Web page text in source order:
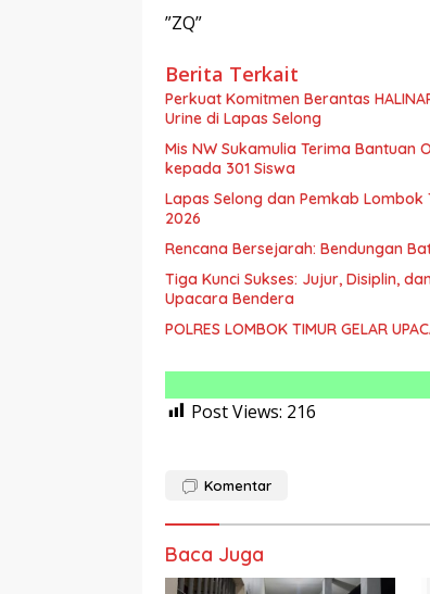
”ZQ”
Berita Terkait
Perkuat Komitmen Berantas
Urine di Lapas Selong
Mis NW Sukamulia Terima Bantuan
kepada 301 Siswa
Lapas Selong dan Pemkab Lombok
2026
Rencana Bersejarah: Bendungan
Tiga Kunci Sukses: Jujur, Disiplin,
Upacara Bendera
POLRES LOMBOK TIMUR GELAR
Post Views: 216
Komentar
Baca Juga